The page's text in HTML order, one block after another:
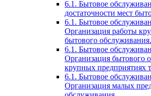
6.1. Бытовое
достаточности мест
6.1. Бытовое
Организация работы
бытового обслуживания.
6.1. Бытовое
Организация бытового
крупных предприятиях
6.1. Бытовое
Организация малых